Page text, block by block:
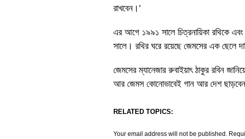
রাখবেন।’
এর আগে ১৯৯১ সালে চিত্রনায়িকা রথিকে
সালে। রথির ঘরে রয়েছে জেমসের এক ছেলে
জেমসের ম্যানেজার রুবাইয়াৎ ঠাকুর রবিন
আর জেমস কোনোভাবেই গান আর দেশ ছাড়বেন
RELATED TOPICS:
Your email address will not be published.